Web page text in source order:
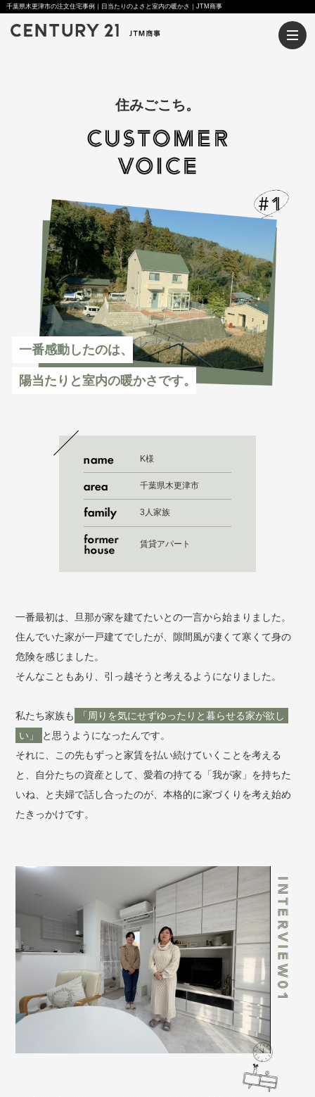
千葉県木更津市の注文住宅事例｜日当たりのよさと室内の暖かさ｜JTM商事
住みごこち。
一番感動したのは、
陽当たりと室内の暖かさです。
K様
千葉県木更津市
3人家族
賃貸アパート
一番最初は、旦那が家を建てたいとの一言から始まりました。
住んでいた家が一戸建てでしたが、隙間風が凄くて寒くて身の
危険を感じました。
そんなこともあり、引っ越そうと考えるようになりました。
私たち家族も
「周りを気にせずゆったりと暮らせる家が欲し
い」
と思うようになったんです。
それに、この先もずっと家賃を払い続けていくことを考える
と、自分たちの資産として、愛着の持てる「我が家」を持ちた
いね、と夫婦で話し合ったのが、本格的に家づくりを考え始め
たきっかけです。